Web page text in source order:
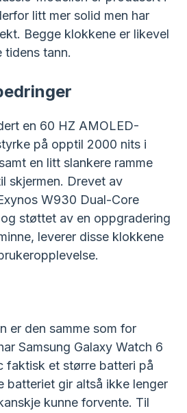
litt mer solid men har
Begge klokkene er likevel
tidens tann.
en 60 HZ AMOLED-
på opptil 2000 nits i
en litt slankere ramme
skjermen. Drevet av
W930 Dual-Core
støttet av en oppgradering
leverer disse klokkene
er den samme som for
Samsung Galaxy Watch 6
faktisk et større batteri på
batteriet gir altså ikke lenger
kunne forvente. Til